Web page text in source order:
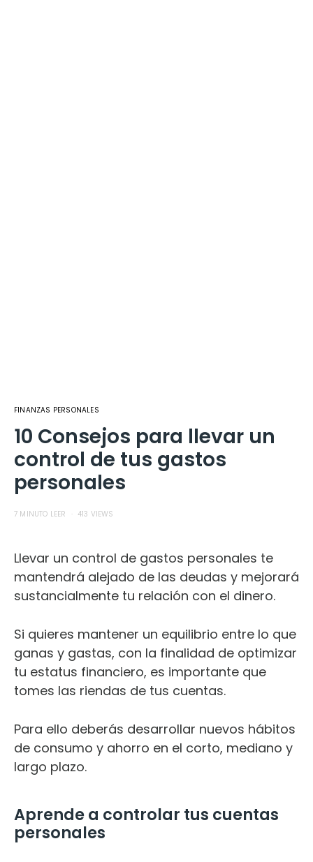
FINANZAS PERSONALES
10 Consejos para llevar un
control de tus gastos
personales
7 MINUTO LEER 413 VIEWS
Llevar un control de gastos personales te
mantendrá alejado de las deudas y mejorará
sustancialmente tu relación con el dinero.
Si quieres mantener un equilibrio entre lo que
ganas y gastas, con la finalidad de optimizar
tu estatus financiero, es importante que
tomes las riendas de tus cuentas.
Para ello deberás desarrollar nuevos hábitos
de consumo y ahorro en el corto, mediano y
largo plazo.
Aprende a controlar tus cuentas
personales